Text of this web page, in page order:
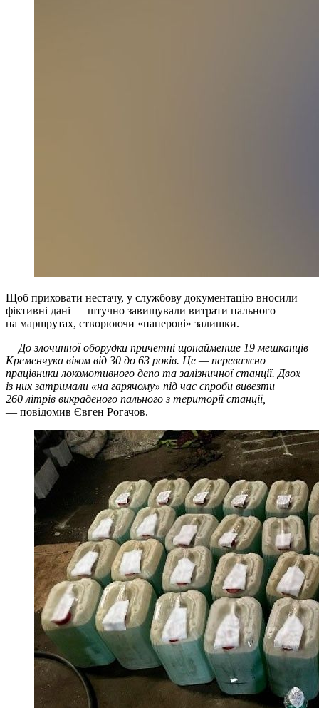
Щоб приховати нестачу, у службову документацію вносили
фіктивні дані — штучно завищували витрати пального
на маршрутах, створюючи «паперові» залишки.
— До злочинної оборудки причетні щонайменше 19 мешканців
Кременчука віком від 30 до 63 років. Це — переважно
працівники локомотивного депо та залізничної станції. Двох
із них затримали «на гарячому» під час спроби вивезти
260 літрів викраденого пального з території станції,
— повідомив Євген Рогачов.